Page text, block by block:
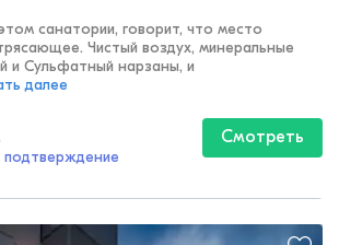
санатории, говорит, что место
Чистый воздух, минеральные
и Сульфатный нарзаны, и
далее
Смотреть